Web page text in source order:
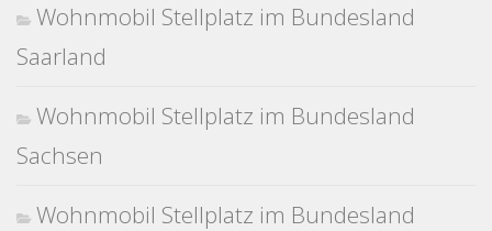
Wohnmobil Stellplatz im Bundesland
Saarland
Wohnmobil Stellplatz im Bundesland
Sachsen
Wohnmobil Stellplatz im Bundesland